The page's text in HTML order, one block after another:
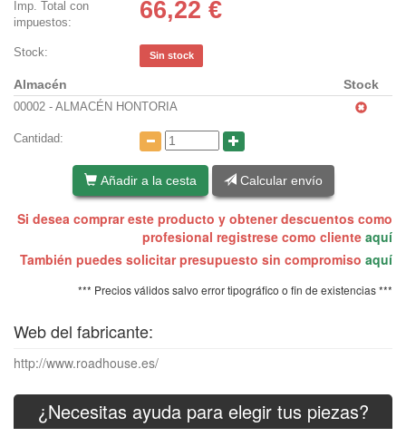
Imp. Total con
impuestos:
66,22 €
Stock: Sin stock
Almacén Stock
00002 - ALMACÉN HONTORIA
Cantidad:
Añadir a la cesta Calcular envío
Si desea comprar este producto y obtener descuentos como
profesional registrese como cliente aquí
También puedes solicitar presupuesto sin compromiso aquí
*** Precios válidos salvo error tipográfico o fin de existencias ***
Web del fabricante:
http://www.roadhouse.es/
¿Necesitas ayuda para elegir tus piezas?